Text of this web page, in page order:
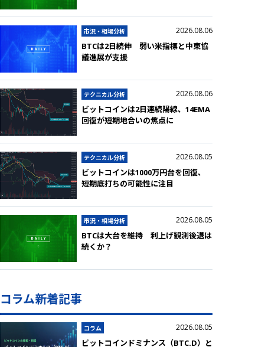
市況・相場分析 2026.08.06
BTCは2日続伸 弱い米指標と中東協
議進展が支援
テクニカル分析 2026.08.06
ビットコインは2日連続陽線、14EMA
回復が短期地合いの焦点に
テクニカル分析 2026.08.05
ビットコインは1000万円台を回復、
短期底打ちの可能性に注目
市況・相場分析 2026.08.05
BTCは大台を維持 利上げ観測後退は
続くか？
コラム新着記事
コラム 2026.08.05
ビットコインドミナンス（BTC.D）と